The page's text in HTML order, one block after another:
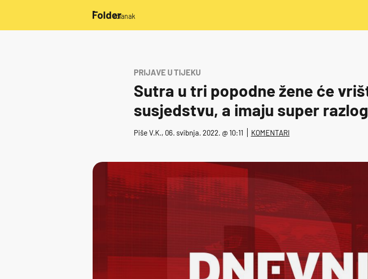
/članak
PRIJAVE U TIJEKU
Sutra u tri popodne žene će
susjedstvu, a imaju super
Piše V.K., 06. svibnja. 2022. @ 10:11 KOMENTARI